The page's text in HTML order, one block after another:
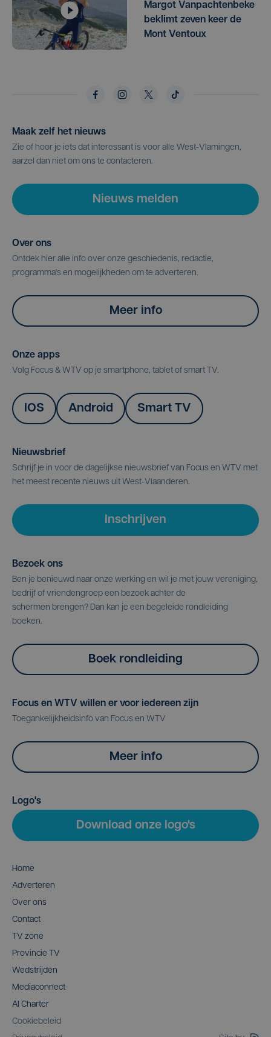
Margot Vanpachtenbeke
beklimt zeven keer de
Mont Ventoux
Maak zelf het nieuws
Zie of hoor je iets dat interessant is voor alle West-Vlamingen,
aarzel dan niet om ons te contacteren.
Nieuws melden
Over ons
Ontdek hier alle info over onze geschiedenis, redactie,
programma's en mogelijkheden om te adverteren.
Meer info
Onze apps
Volg Focus & WTV op je smartphone, tablet of smart TV.
IOS Android Smart TV
Nieuwsbrief
Schrijf je in voor de dagelijkse nieuwsbrief van Focus en WTV met
het meest recente nieuws uit West-Vlaanderen.
Inschrijven
Bezoek ons
Ben je benieuwd naar onze werking en wil je met jouw vereniging,
bedrijf of vriendengroep een bezoek achter de
schermen brengen? Dan kan je een begeleide rondleiding
boeken.
Boek rondleiding
Focus en WTV willen er voor iedereen zijn
Toegankelijkheidsinfo van Focus en WTV
Meer info
Logo's
Download onze logo's
Home
Adverteren
Over ons
Contact
TV zone
Provincie TV
Wedstrijden
Mediaconnect
AI Charter
Cookiebeleid